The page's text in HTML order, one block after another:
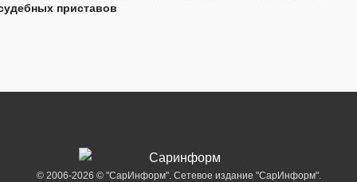
приставов
© 2006-2026 © "СарИнформ". Сетевое издание "СарИнформ".